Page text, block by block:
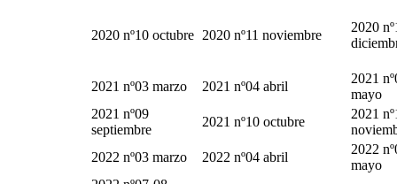
2020 nº10 octubre 2020 nº11 noviembre
2020
2021 nº03 marzo 2021 nº04 abril
2021
mayo
2021 nº09
septiembre
2021 nº10 octubre
2021
2022 nº03 marzo
2022 nº04 abril
2022
mayo